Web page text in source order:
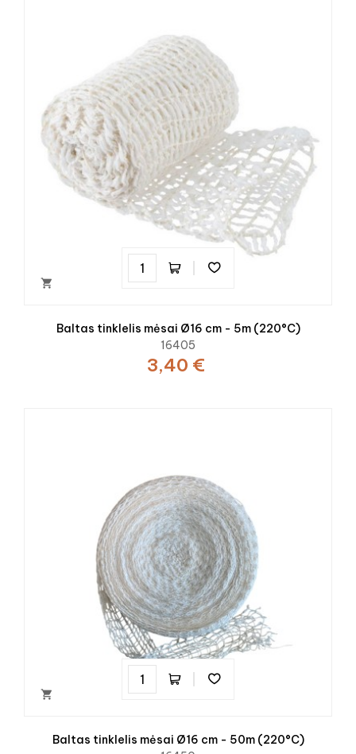

Baltas tinklelis mėsai Ø16 cm - 5m (220°C)
16405
3,40 €

Baltas tinklelis mėsai Ø16 cm - 50m (220°C)